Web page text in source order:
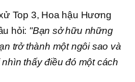
Top 3, Hoa hậu Hương
hỏi: "Bạn sở hữu những
trở thành một ngôi sao và
thấy điều đó một cách